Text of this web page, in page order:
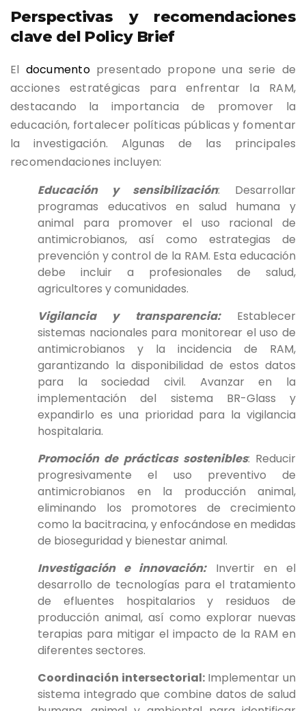
Perspectivas y recomendaciones
clave del Policy Brief
El documentopresentado propone una serie de
acciones estratégicas para enfrentar la RAM,
destacando la importancia de promover la
educación, fortalecer políticas públicas y fomentar
la investigación. Algunas de las principales
recomendaciones incluyen:
Educación y sensibilización: Desarrollar
programas educativos en salud humana y
animal para promover el uso racional de
antimicrobianos, así como estrategias de
prevención y control de la RAM. Esta educación
debe incluir a profesionales de salud,
agricultores y comunidades.
Vigilancia y transparencia:Establecer
sistemas nacionales para monitorear el uso de
antimicrobianos y la incidencia de RAM,
garantizando la disponibilidad de estos datos
para la sociedad civil. Avanzar en la
implementación del sistema BR-Glass y
expandirlo es una prioridad para la vigilancia
hospitalaria.
Promoción de prácticas sostenibles: Reducir
progresivamente el uso preventivo de
antimicrobianos en la producción animal,
eliminando los promotores de crecimiento
como la bacitracina, y enfocándose en medidas
de bioseguridad y bienestar animal.
Investigación e innovación:Invertir en el
desarrollo de tecnologías para el tratamiento
de efluentes hospitalarios y residuos de
producción animal, así como explorar nuevas
terapias para mitigar el impacto de la RAM en
diferentes sectores.
Coordinación intersectorial: Implementar un
sistema integrado que combine datos de salud